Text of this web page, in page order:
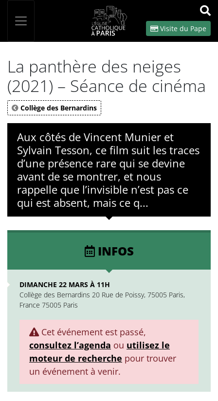
OK
Visite du Pape
La panthère des neiges
(2021) – Séance de cinéma
Collège des Bernardins
Aux côtés de Vincent Munier et
Sylvain Tesson, ce film suit les traces
d’une présence rare qui se devine
avant de se montrer, et nous
rappelle que l’invisible n’est pas ce
qui est absent, mais ce q...
INFOS
DIMANCHE 22 MARS À 11H
Collège des Bernardins 20 Rue de Poissy, 75005 Paris,
France 75005 Paris
Cet événement est passé,
consultez l’agenda ou utilisez le
moteur de recherche pour trouver
un événement à venir.
Panneau de gestion des cookies